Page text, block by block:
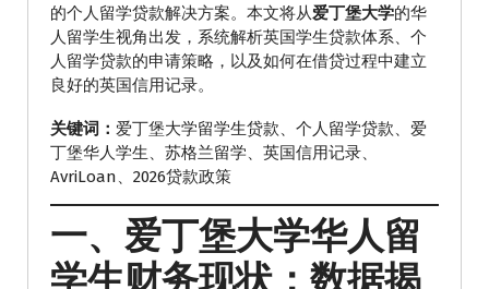
的个人留学贷款解决方案。本文将从爱丁堡大学的华
人留学生视角出发，系统解析英国学生贷款体系、个
人留学贷款的申请策略，以及如何在借贷过程中建立
良好的英国信用记录。
关键词： 爱丁堡大学留学生贷款、个人留学贷款、爱
丁堡华人学生、苏格兰留学、英国信用记录、
AvriLoan、2026贷款政策
一、爱丁堡大学华人留
学生财务现状：数据揭